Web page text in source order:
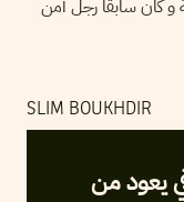
و كان سابقا رجل أمن
SLIM BOUKHDIR
يعود من